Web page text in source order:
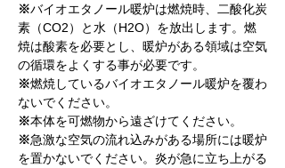
※バイオエタノール暖炉は燃焼時、二酸化炭
素（CO2）と水（H2O）を放出します。燃
焼は酸素を必要とし、暖炉がある領域は空気
の循環をよくする事が必要です。
※燃焼しているバイオエタノール暖炉を覆わ
ないでください。
※本体を可燃物から遠ざけてください。
※急激な空気の流れ込みがある場所には暖炉
を置かないでください。炎が急に立ち上がる